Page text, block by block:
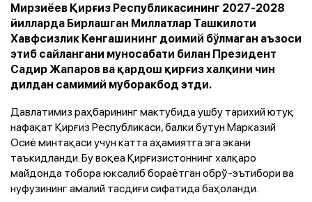
Мирзиёев Қирғиз Республикасининг 2027-2028
йилларда Бирлашган Миллатлар Ташкилоти
Хавфсизлик Кенгашининг доимий бўлмаган аъзоси
этиб сайлангани муносабати билан Президент
Садир Жапаров ва қардош қирғиз халқини чин
дилдан самимий муборакбод этди.
Давлатимиз раҳбарининг мактубида ушбу тарихий ютуқ
нафақат Қирғиз Республикаси, балки бутун Марказий
Осиё минтақаси учун катта аҳамиятга эга экани
таъкидланди. Бу воқеа Қирғизистоннинг халқаро
майдонда тобора юксалиб бораётган обрў-эътибори ва
нуфузининг амалий тасдиғи сифатида баҳоланди.